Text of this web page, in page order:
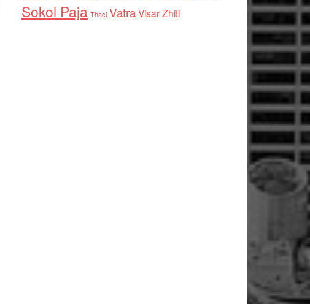
Sokol Paja Thaci VatraVisar Zhiti